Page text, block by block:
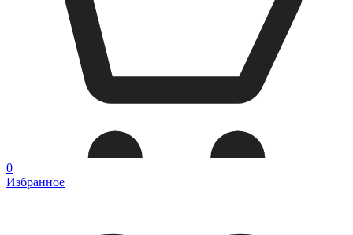
0
Избранное